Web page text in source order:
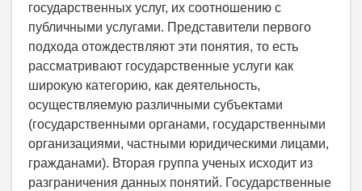
государственных услуг, их соотношению с
публичными услугами. Представители первого
подхода отождествляют эти понятия, то есть
рассматривают государственные услуги как
широкую категорию, как деятельность,
осуществляемую различными субъектами
(государственными органами, государственными
организациями, частными юридическими лицами,
гражданами). Вторая группа ученых исходит из
разграничения данных понятий. Государственные